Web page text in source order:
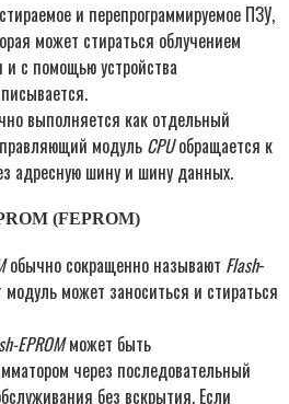
и перепрограммируемое ПЗУ,
может стираться облучением
с помощью устройства
выполняется как отдельный
модуль CPUобращается к
адресную шину и шину данных.
(FEPROM)
обычно сокращенно называют Flash-
может заноситься и стираться
EPROMможет быть
через последовательный
без вскрытия. Если